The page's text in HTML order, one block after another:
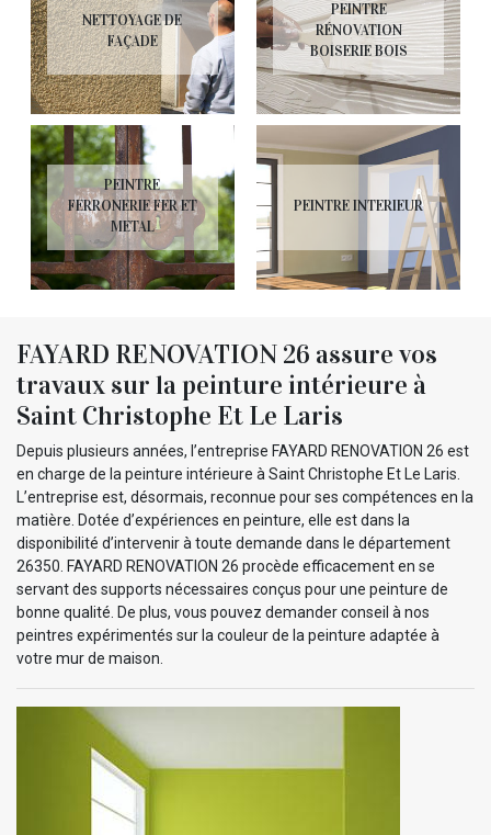
NETTOYAGE DE
FAÇADE
PEINTRE
RÉNOVATION
BOISERIE BOIS
PEINTRE
FERRONERIE FER ET
METAL
PEINTRE INTERIEUR
FAYARD RENOVATION 26 assure vos
travaux sur la peinture intérieure à
Saint Christophe Et Le Laris
Depuis plusieurs années, l’entreprise FAYARD RENOVATION 26 est
en charge de la peinture intérieure à Saint Christophe Et Le Laris.
L’entreprise est, désormais, reconnue pour ses compétences en la
matière. Dotée d’expériences en peinture, elle est dans la
disponibilité d’intervenir à toute demande dans le département
26350. FAYARD RENOVATION 26 procède efficacement en se
servant des supports nécessaires conçus pour une peinture de
bonne qualité. De plus, vous pouvez demander conseil à nos
peintres expérimentés sur la couleur de la peinture adaptée à
votre mur de maison.